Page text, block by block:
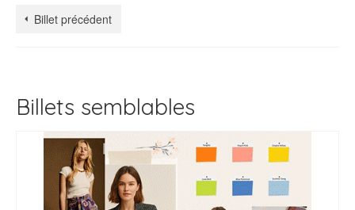
Billet précédent
Billets semblables